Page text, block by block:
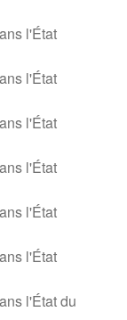
l'État
l'État
l'État
l'État
l'État
l'État
l'État du